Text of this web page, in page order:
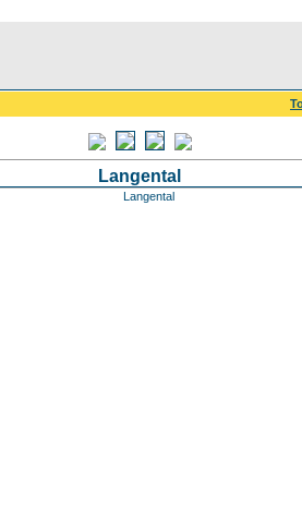
Langental